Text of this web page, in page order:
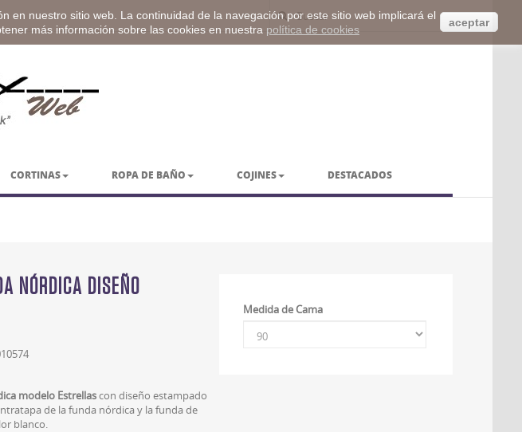
CORTINAS ROPA DE BAÑO COJINES DESTACADOS
NÓRDICA DISEÑO
modelo Estrellascon diseño estampado
de la funda nórdica y la funda de
blanco.
Medida de Cama
en nuestro sitio web. La continuidad de la navegación por este sitio web implicará el
más información sobre las cookies en nuestra política de cookies
aceptar